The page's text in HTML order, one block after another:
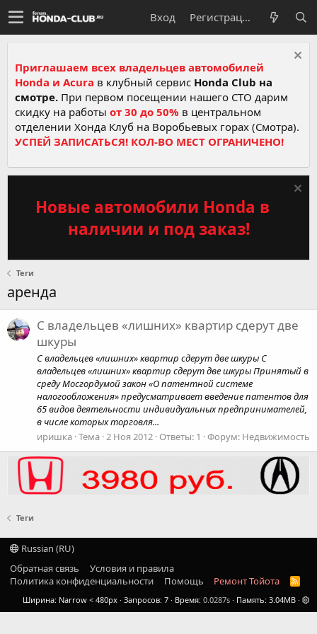
Вход Регистрация
Приглашаем всех владельцев автомобилей
Honda и Acura в клубный сервис Honda Club на
смотре. При первом посещении нашего СТО дарим
скидку на работы от 30 до 50% в центральном
отделении Хонда Клуб на Воробьевых горах (Смотра).
УСПЕЙ ЗАПИСАТЬСЯ! КОЛ-ВО МЕСТ ОГРАНИЧЕНО!
Новые автомобили Honda в
наличии и под заказ!
Теги
аренда
С владельцев «лишних» квартир сдерут две
шкуры
С владельцев «лишних» квартир сдерут две шкуры С
владельцев «лишних» квартир сдерут две шкуры Принятый в
среду Мосгордумой закон «О патентной системе
налогообложения» предусматривает введение патентов для
65 видов деятельности индивидуальных предпринимателей,
в числе которых торговля...
иришка Тема 2 Ноя 2012 Ответы: 1 Форум: Недвижимость
Теги
Russian (RU)
Обратная связь
Условия и правила
Политика конфиденциальности
Помощь Ремонт Тойота
R
S
S
Ширина Запросов 7 Время 0.0287s Память 3.04MB